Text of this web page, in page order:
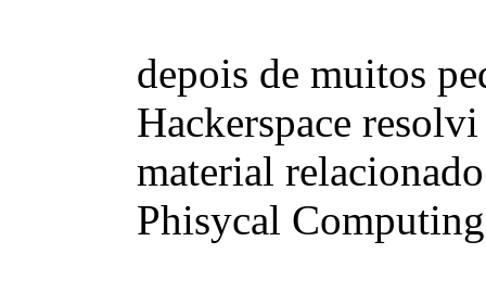
depois de muitos
Hackerspace
material
Phisycal